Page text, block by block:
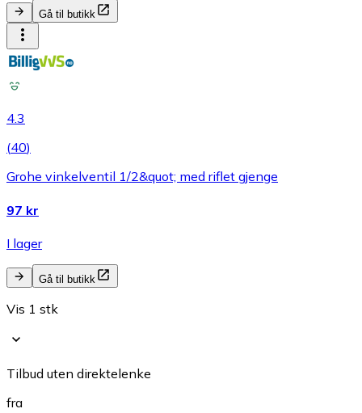
Gå til butikk
4.3
(40)
Grohe vinkelventil 1/2&quot; med riflet gjenge
97 kr
I lager
Gå til butikk
Vis 1 stk
Tilbud uten direktelenke
fra